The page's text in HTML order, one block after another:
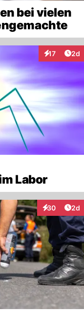
bei vielen
17 2d
Labor
30
Interaktionen
2d